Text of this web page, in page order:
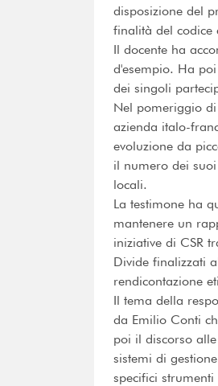
disposizione del
finalità del codice
Il docente ha
d'esempio. Ha
dei singoli
Nel pomeriggio
azienda italo-
evoluzione da
il numero dei
locali.
La testimone ha
mantenere un
iniziative di CSR
Divide finalizzati
rendicontazione
Il tema della
da Emilio Conti
poi il discorso
sistemi di
specifici